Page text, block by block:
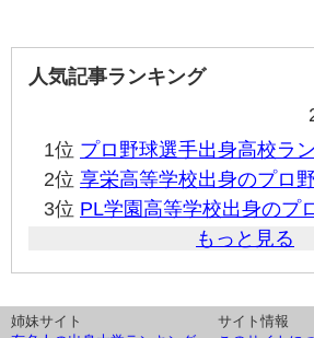
人気記事ランキング
1位 プロ野球選手出身高校ラ
2位 享栄高等学校出身のプロ
3位 PL学園高等学校出身のプ
もっと見る
姉妹サイト
サイト情報